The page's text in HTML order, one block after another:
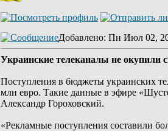
Добавлено: Пн Июл 02,
Украинские телеканалы не окупили
Поступления в бюджеты украинских
млн евро. Такие данные в эфире
Александр Гороховский.
«Рекламные поступления составили